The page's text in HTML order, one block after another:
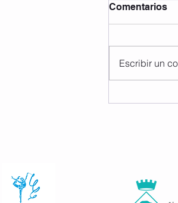
Comentarios
Escribir un